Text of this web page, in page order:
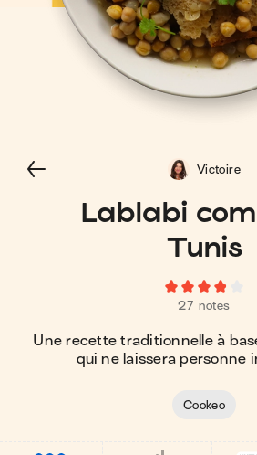
Lablabi
Tunis
27 notes
Une recette traditionnelle à
qui ne laissera personne
Victoire
Cookeo